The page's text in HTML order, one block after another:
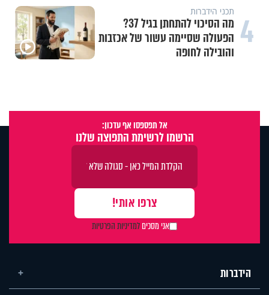
4 תכני הידברות
מה הסיכוי להתחתן בגיל 37?
הפעולה שסיימה עשור של אכזבות
והובילה לחופה
אל תפספסו אף עדכון:
הרשמו לרשימת התפוצה שלנו
אני מסכיםלמדיניות הפרטיות
הידברות